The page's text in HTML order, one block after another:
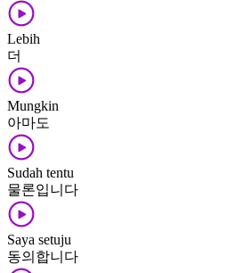
Lebih
더
Mungkin
아마도
Sudah tentu
물론입니다
Saya setuju
동의합니다